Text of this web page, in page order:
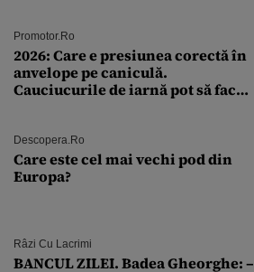
Promotor.ro
2026: Care e presiunea corectă în
anvelope pe caniculă.
Cauciucurile de iarnă pot să facă
Descopera.ro
Care este cel mai vechi pod din
Europa?
Râzi Cu Lacrimi
BANCUL ZILEI. Badea Gheorghe: –